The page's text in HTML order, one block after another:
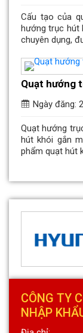
Cấu tạo của
hướng trục hút
chuyên dụng,
Quạt hướng
Ngày đăng:
Quạt hướng
hút khói gắn
phẩm quạt hút
CÔNG TY
NHẬP